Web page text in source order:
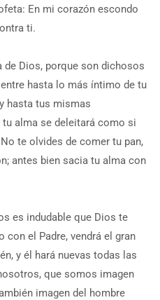
En mi corazón escondo
ti.
de Dios, porque son dichosos
hasta lo más íntimo de tu
hasta tus mismas
alma se deleitará como si
te olvides de comer tu pan,
antes bien sacia tu alma con
es indudable que Dios te
con el Padre, vendrá el gran
y él hará nuevas todas las
que somos imagen
imagen del hombre